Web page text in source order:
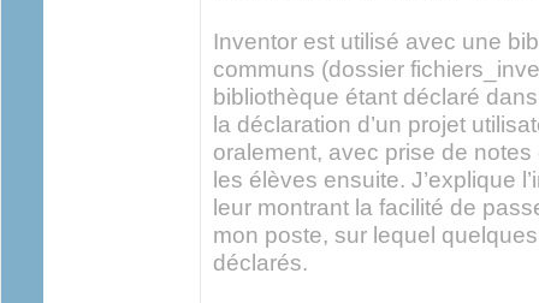
Inventor est utilisé avec une
communs (dossier
bibliothèque étant déclaré
la déclaration d’un projet
oralement, avec prise de
les élèves ensuite. J’explique
leur montrant la facilité de
mon poste, sur lequel
déclarés.